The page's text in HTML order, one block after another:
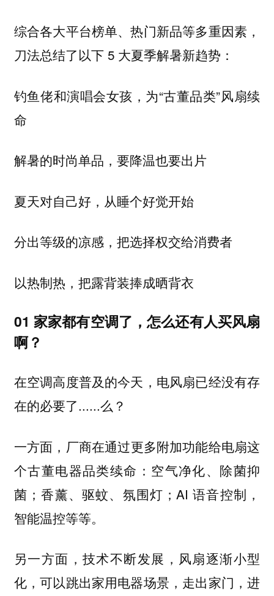
综合各大平台榜单、热门新品等多重因素，
刀法总结了以下 5 大夏季解暑新趋势：
钓鱼佬和演唱会女孩，为“古董品类”风扇续
命
解暑的时尚单品，要降温也要出片
夏天对自己好，从睡个好觉开始
分出等级的凉感，把选择权交给消费者
以热制热，把露背装捧成晒背衣
01 家家都有空调了，怎么还有人买风扇
啊？
在空调高度普及的今天，电风扇已经没有存
在的必要了......么？
一方面， 厂商在通过更多附加功能给电扇这
个古董电器品类续命： 空气净化、除菌抑
菌；香薰、驱蚊、氛围灯；AI 语音控制，
智能温控等等。
另一方面，技术不断发展， 风扇逐渐小型
化，可以跳出家用电器场景， 走出家门，进